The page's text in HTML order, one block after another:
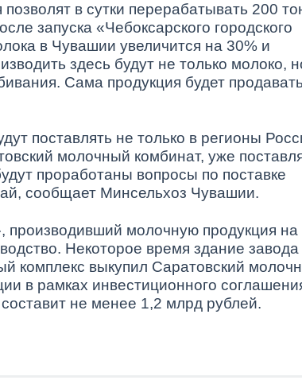
в сутки перерабатывать 200
запуска «Чебоксарского городского
в Чувашии увеличится на 30% и
здесь будут не только молоко,
Сама продукция будет
поставлять не только в регионы
молочный комбинат, уже
проработаны вопросы по поставке
сообщает Минсельхоз Чувашии.
молочную продукция на
Некоторое время здание завода
комплекс выкупил Саратовский
в рамках инвестиционного
составит не менее 1,2 млрд рублей.